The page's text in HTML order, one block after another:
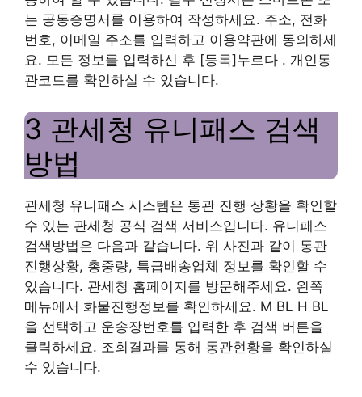
는 공동증명서를 이용하여 작성하세요. 주소, 전화
번호, 이메일 주소를 입력하고 이용약관에 동의하세
요. 모든 정보를 입력하신 후 [등록]누르다 . 개인통
관코드를 확인하실 수 있습니다.
3 관세청 유니패스 검색
방법
관세청 유니패스 시스템은 통관 진행 상황을 확인할
수 있는 관세청 공식 검색 서비스입니다. 유니패스
검색방법은 다음과 같습니다. 위 사진과 같이 통관
진행상황, 총중량, 특급배송업체 정보를 확인할 수
있습니다. 관세청 홈페이지를 방문해주세요. 왼쪽
메뉴에서 화물진행정보를 확인하세요. M BL H BL
을 선택하고 운송장번호를 입력한 후 검색 버튼을
클릭하세요. 조회결과를 통해 통관현황을 확인하실
수 있습니다.